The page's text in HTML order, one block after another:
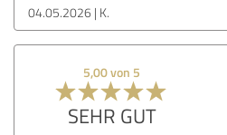
04.05.2026 K.
5,00 von 5
SEHR GUT